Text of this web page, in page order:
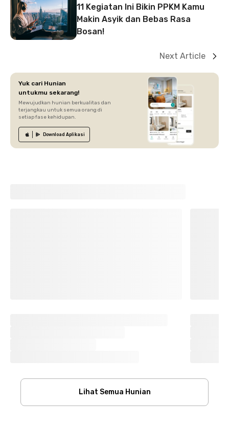
11 Kegiatan Ini Bikin PPKM Kamu
Makin Asyik dan Bebas Rasa
Bosan!
Next Article
Yuk cari Hunian
untukmu sekarang!
Mewujudkan hunian berkualitas dan
terjangkau untuk semua orang di
setiap fase kehidupan.
Download Aplikasi
Lihat Semua Hunian